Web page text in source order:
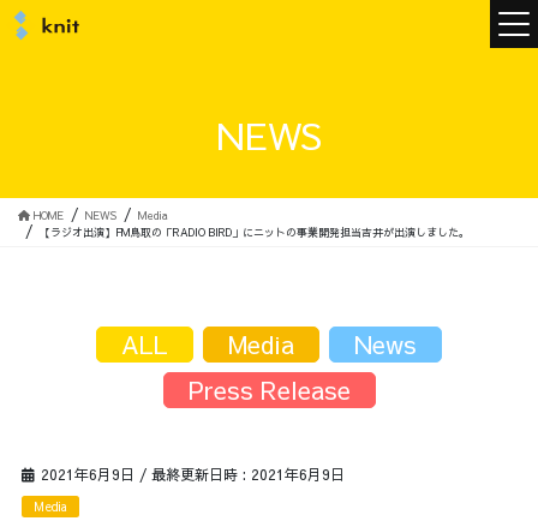
サービス
NEWS
HOME NEWS
Media
【ラジオ出演】FM鳥取の「RADIO BIRD」にニットの事業開発担当吉井が出演しました。
2021年6月9日 / 最終更新日時 : 2021年6月9日
Media
ALL Media
News
Press Release